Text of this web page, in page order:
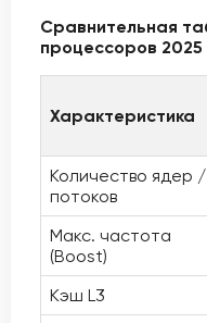
Сравнительная
процессоров 2025
Характеристика
Количество ядер /
потоков
Макс. частота
(Boost)
Кэш L3